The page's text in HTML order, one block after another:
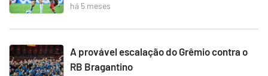
há 5 meses
A provável escalação do Grêmio contra o
RB Bragantino